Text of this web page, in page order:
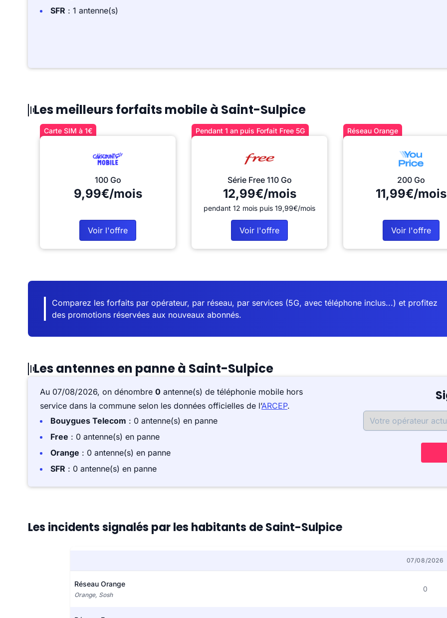
SFR : 1 antenne(s)
Les meilleurs forfaits mobile à Saint-Sulpice
Carte SIM à 1€
100 Go
9,99€/mois
Voir l'offre
Pendant 1 an puis Forfait Free 5G
Série Free 110 Go
12,99€/mois
pendant 12 mois puis 19,99€/mois
Voir l'offre
Réseau Orange
200 Go
11,99€/mois
Voir l'offre
Comparez les forfaits par opérateur, par réseau, par services (5G, avec téléphone inclus...) et profitez
des promotions réservées aux nouveaux abonnés.
Les antennes en panne à Saint-Sulpice
Au 07/08/2026, on dénombre 0 antenne(s) de téléphonie mobile hors
service dans la commune selon les données officielles de l’ARCEP.
Bouygues Telecom : 0 antenne(s) en panne
Free : 0 antenne(s) en panne
Orange : 0 antenne(s) en panne
SFR : 0 antenne(s) en panne
Les incidents signalés par les habitants de Saint-Sulpice
07/08/2026
Réseau Orange
Orange, Sosh
0